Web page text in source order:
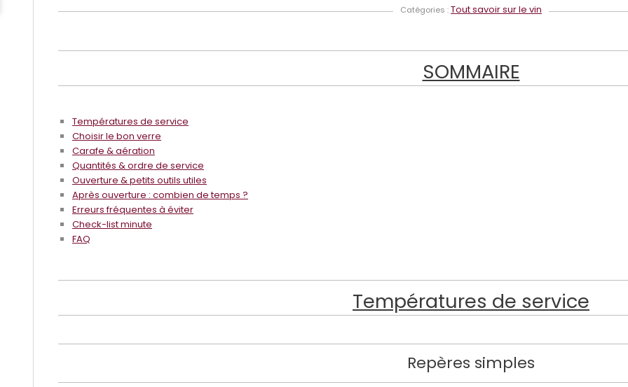
Catégories :Tout savoir sur le vin
SOMMAIRE
Températures de service
Choisir le bon verre
Carafe & aération
Quantités & ordre de service
Ouverture & petits outils utiles
Après ouverture : combien de temps ?
Erreurs fréquentes à éviter
Check-list minute
FAQ
Températures de service
Repères simples